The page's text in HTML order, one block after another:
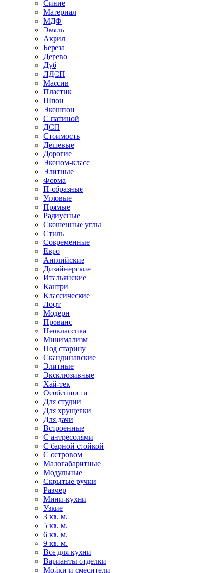
Синие
Материал
МДФ
Эмаль
Акрил
Береза
Дерево
Дуб
ЛДСП
Массив
Пластик
Шпон
Экошпон
С патиной
ДСП
Стоимость
Дешевые
Дорогие
Эконом-класс
Элитные
Форма
П-образные
Угловые
Прямые
Радиусные
Скошенные углы
Стиль
Современные
Евро
Английские
Дизайнерские
Итальянские
Кантри
Классические
Лофт
Модерн
Прованс
Неоклассика
Минимализм
Под старину
Скандинавские
Элитные
Эксклюзивные
Хай-тек
Особенности
Для студии
Для хрущевки
Для дачи
Встроенные
С антресолями
С барной стойкой
С островом
Малогабаритные
Модульные
Скрытые ручки
Размер
Мини-кухни
Узкие
3 кв. м.
5 кв. м.
6 кв. м.
9 кв. м.
Все для кухни
Варианты отделки
Мойки и смесители